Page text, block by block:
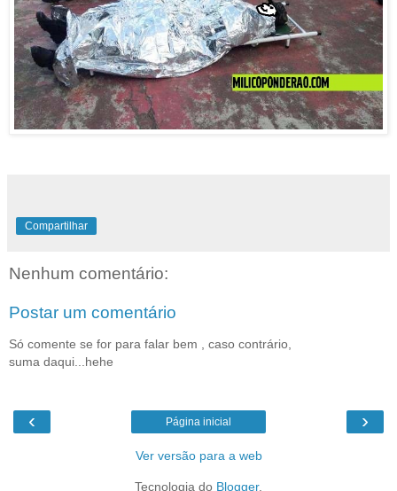
Compartilhar
Nenhum comentário:
Postar um comentário
Só comente se for para falar bem , caso contrário,
suma daqui...hehe
‹ ›
Página inicial
Ver versão para a web
Tecnologia do Blogger.